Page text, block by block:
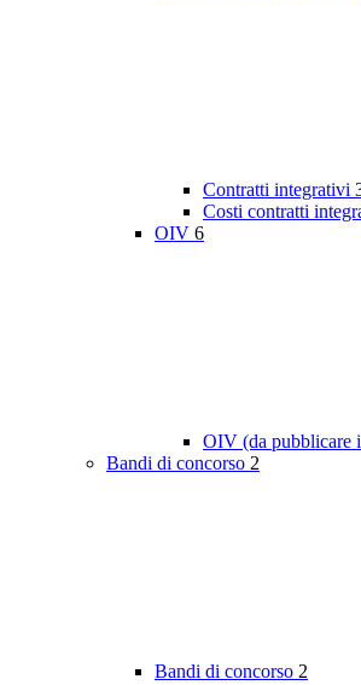
Contratti integrativi
Costi contratti
OIV 6
OIV (da pubblicare
Bandi di concorso 2
Bandi di concorso 2